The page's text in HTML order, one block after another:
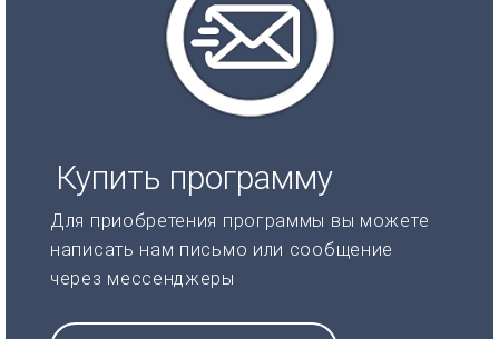
Купить программу
Для приобретения программы вы можете
написать нам письмо или сообщение
через мессенджеры